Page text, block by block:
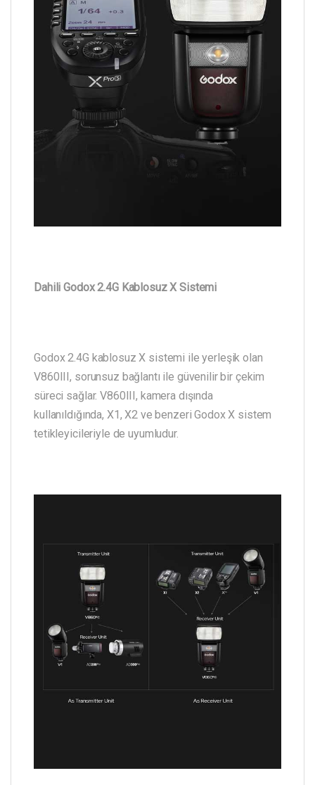
Dahili Godox 2.4G Kablosuz X Sistemi
Godox 2.4G kablosuz X sistemi ile yerleşik olan
V860III, sorunsuz bağlantı ile güvenilir bir çekim
süreci sağlar. V860III, kamera dışında
kullanıldığında, X1, X2 ve benzeri Godox X sistem
tetikleyicileriyle de uyumludur.